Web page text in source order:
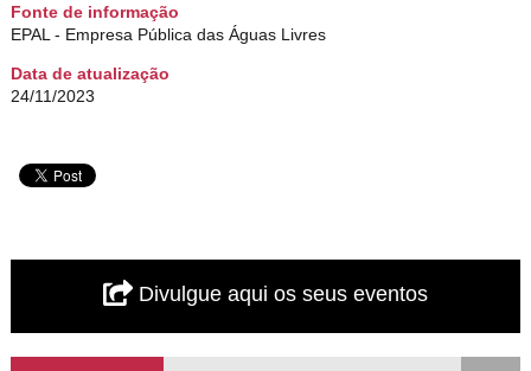
Fonte de informação
EPAL - Empresa Pública das Águas Livres
Data de atualização
24/11/2023
Divulgue aqui os seus eventos